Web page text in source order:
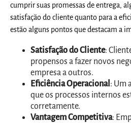
cumprir suas promessas de entrega,
satisfação do cliente quanto para a
estão alguns pontos que destacam a
Satisfação do Cliente:
propensos a fazer novos
empresa a outros.
Eficiência Operacional: Um
que os processos internos
corretamente.
Vantagem Competitiva: